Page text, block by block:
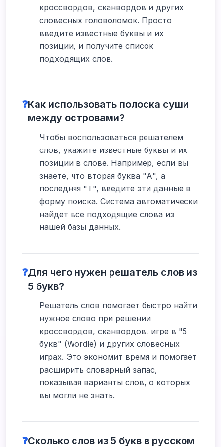
кроссвордов, сканвордов и других
словесных головоломок. Просто
введите известные буквы и их
позиции, и получите список
подходящих слов.
❓Как использовать полоска суши
между островами?
Чтобы воспользоваться решателем
слов, укажите известные буквы и их
позиции в слове. Например, если вы
знаете, что вторая буква "А", а
последняя "Т", введите эти данные в
форму поиска. Система автоматически
найдет все подходящие слова из
нашей базы данных.
❓Для чего нужен решатель слов из
5 букв?
Решатель слов помогает быстро найти
нужное слово при решении
кроссвордов, сканвордов, игре в "5
букв" (Wordle) и других словесных
играх. Это экономит время и помогает
расширить словарный запас,
показывая варианты слов, о которых
вы могли не знать.
❓Сколько слов из 5 букв в русском